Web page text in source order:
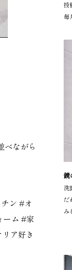
べながら
ン #オ
ーム #家
ア好き
投
毎
鏡
洗
だ
み